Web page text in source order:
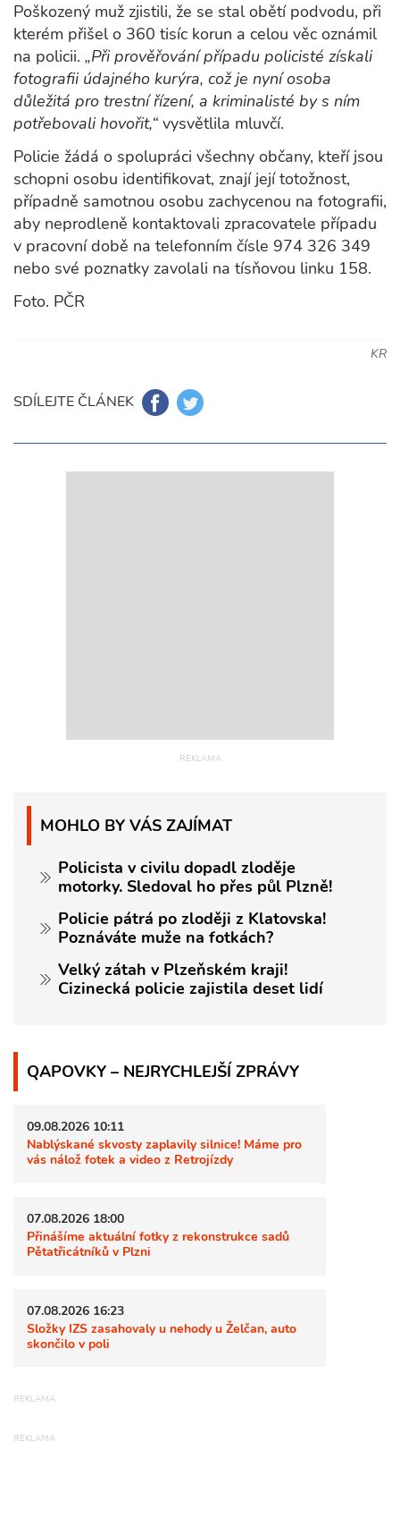
Poškozený muž zjistili, že se stal obětí podvodu, při
kterém přišel o 360 tisíc korun a celou věc oznámil
na policii. „Při prověřování případu policisté získali
fotografii údajného kurýra, což je nyní osoba
důležitá pro trestní řízení, a kriminalisté by s ním
potřebovali hovořit,“ vysvětlila mluvčí.
Policie žádá o spolupráci všechny občany, kteří jsou
schopni osobu identifikovat, znají její totožnost,
případně samotnou osobu zachycenou na fotografii,
aby neprodleně kontaktovali zpracovatele případu
v pracovní době na telefonním čísle 974 326 349
nebo své poznatky zavolali na tísňovou linku 158.
Foto. PČR
KR
SDÍLEJTE ČLÁNEK
MOHLO BY VÁS ZAJÍMAT
Policista v civilu dopadl zloděje
motorky. Sledoval ho přes půl Plzně!
Policie pátrá po zloději z Klatovska!
Poznáváte muže na fotkách?
Velký zátah v Plzeňském kraji!
Cizinecká policie zajistila deset lidí
QAPOVKY – NEJRYCHLEJŠÍ ZPRÁVY
09.08.2026 10:11
Nablýskané skvosty zaplavily silnice! Máme pro
vás nálož fotek a video z Retrojízdy
07.08.2026 18:00
Přinášíme aktuální fotky z rekonstrukce sadů
Pětatřicátníků v Plzni
07.08.2026 16:23
Složky IZS zasahovaly u nehody u Želčan, auto
skončilo v poli